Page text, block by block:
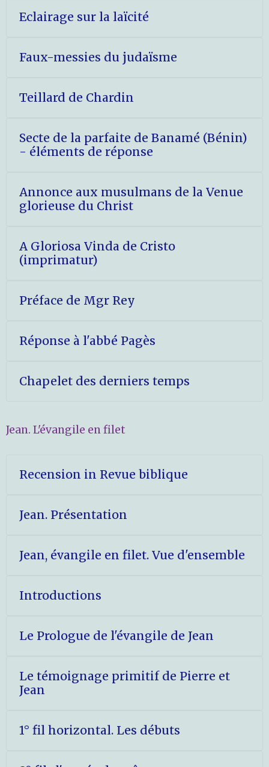
Eclairage sur la laïcité
Faux-messies du judaïsme
Teillard de Chardin
Secte de la parfaite de Banamé (Bénin)
- éléments de réponse
Annonce aux musulmans de la Venue
glorieuse du Christ
A Gloriosa Vinda de Cristo
(imprimatur)
Préface de Mgr Rey
Réponse à l'abbé Pagès
Chapelet des derniers temps
Jean. L'évangile en filet
Recension in Revue biblique
Jean. Présentation
Jean, évangile en filet. Vue d'ensemble
Introductions
Le Prologue de l'évangile de Jean
Le témoignage primitif de Pierre et
Jean
1° fil horizontal. Les débuts